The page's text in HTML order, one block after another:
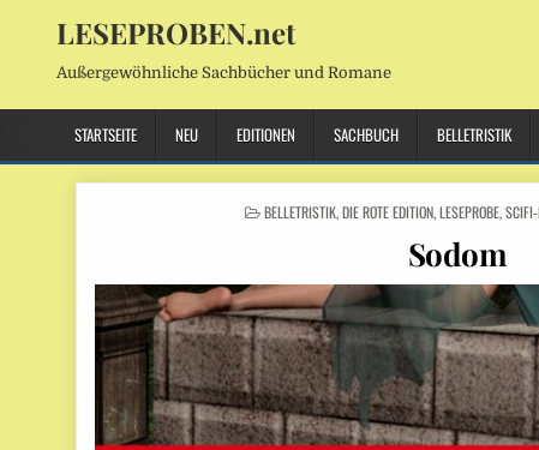
LESEPROBEN.net
Außergewöhnliche Sachbücher und Romane
STARTSEITE NEU EDITIONEN SACHBUCH BELLETRISTIK
POSTED
BELLETRISTIK,DIE ROTE EDITION,LESEPROBE,
Sodom